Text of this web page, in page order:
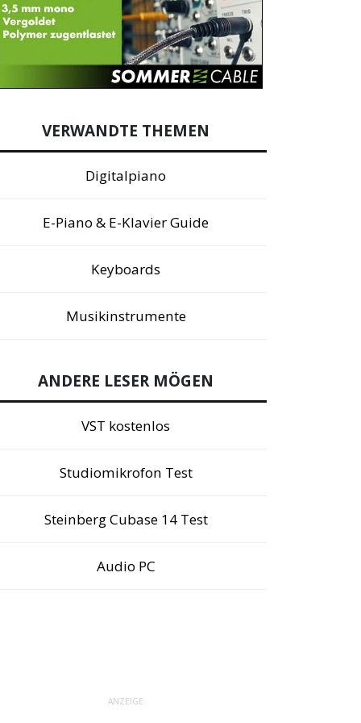
VERWANDTE THEMEN
Digitalpiano
E-Piano & E-Klavier Guide
Keyboards
Musikinstrumente
ANDERE LESER MÖGEN
VST kostenlos
Studiomikrofon Test
Steinberg Cubase 14 Test
Audio PC
ANZEIGE